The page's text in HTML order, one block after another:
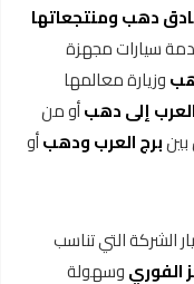
دهب ومنتجعاتها
سيارات مجهزة
وزيارة معالمها
إلى دهبأو من
برج العرب ودهبأو
الشركة التي تناسب
الفوريوسهولة